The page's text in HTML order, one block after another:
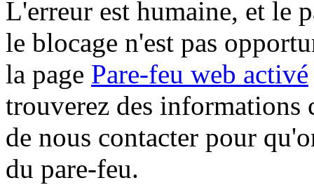
L'erreur est humaine, et le
le blocage n'est pas
la page Pare-feu web activé
trouverez des informations
de nous contacter pour
du pare-feu.